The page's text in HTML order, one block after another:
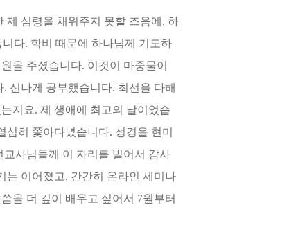
제 심령을 채워주지 못할 즈음에, 하
다. 학비 때문에 하나님께 기도하
을 주셨습니다. 이것이 마중물이
신나게 공부했습니다. 최선을 다해
지요. 제 생애에 최고의 날이었습
히 쫓아다녔습니다. 성경을 현미
사님들께 이 자리를 빌어서 감사
는 이어졌고, 간간히 온라인 세미나
을 더 깊이 배우고 싶어서 7월부터